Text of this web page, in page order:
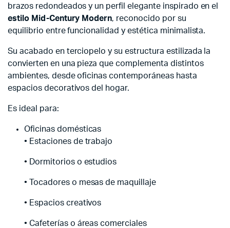
brazos redondeados y un perfil elegante inspirado en el
estilo Mid-Century Modern, reconocido por su
equilibrio entre funcionalidad y estética minimalista.
Su acabado en terciopelo y su estructura estilizada la
convierten en una pieza que complementa distintos
ambientes, desde oficinas contemporáneas hasta
espacios decorativos del hogar.
Es ideal para:
Oficinas domésticas
• Estaciones de trabajo
• Dormitorios o estudios
• Tocadores o mesas de maquillaje
• Espacios creativos
• Cafeterías o áreas comerciales